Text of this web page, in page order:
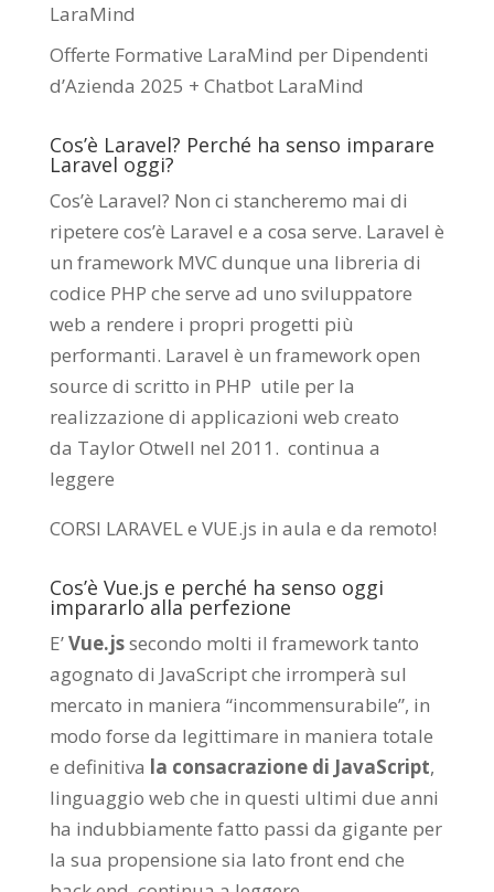
LaraMind
Offerte Formative LaraMind per Dipendenti
d’Azienda 2025 + Chatbot LaraMind
Cos’è Laravel? Perché ha senso imparare
Laravel oggi?
Cos’è Laravel? Non ci stancheremo mai di
ripetere cos’è Laravel e a cosa serve. Laravel è
un framework MVC dunque una libreria di
codice PHP che serve ad uno sviluppatore
web a rendere i propri progetti più
performanti. Laravel è un framework open
source di scritto in PHP utile per la
realizzazione di applicazioni web creato
da Taylor Otwell nel 2011. continua a
leggere
CORSI LARAVEL e VUE.js in aula e da remoto!
Cos’è Vue.js e perché ha senso oggi
impararlo alla perfezione
E’Vue.jssecondo molti il framework tanto
agognato di JavaScript che irromperà sul
mercato in maniera “incommensurabile”, in
modo forse da legittimare in maniera totale
e definitiva la consacrazione di JavaScript,
linguaggio web che in questi ultimi due anni
ha indubbiamente fatto passi da gigante per
la sua propensione sia lato front end che